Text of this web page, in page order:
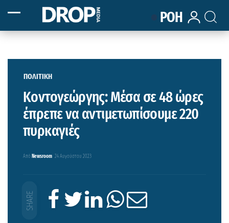
ΡΟΗ
ΠΟΛΙΤΙΚΗ
Κοντογεώργης: Μέσα σε 48 ώρες
έπρεπε να αντιμετωπίσουμε 220
πυρκαγιές
Από Newsroom 24 Αυγούστου 2023